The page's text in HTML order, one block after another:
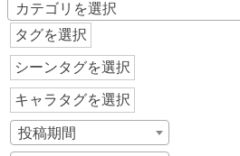
カテゴリを選択
タグを選択
シーンタグを選択
キャラタグを選択
投稿期間